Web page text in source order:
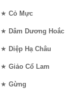
★ Cỏ Mực
★ Dâm Dương Hoắc
★ Diệp Hạ Châu
★ Giảo Cổ Lam
★ Gừng